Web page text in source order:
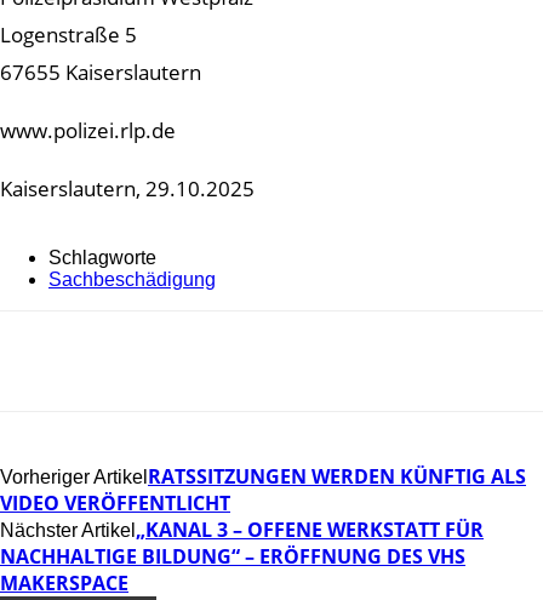
Logenstraße 5
67655 Kaiserslautern
www.polizei.rlp.de
Kaiserslautern, 29.10.2025
Schlagworte
Sachbeschädigung
Vorheriger Artikel RATSSITZUNGEN WERDEN KÜNFTIG ALS
VIDEO VERÖFFENTLICHT
Nächster Artikel „KANAL 3 – OFFENE WERKSTATT FÜR
NACHHALTIGE BILDUNG“ – ERÖFFNUNG DES VHS
MAKERSPACE